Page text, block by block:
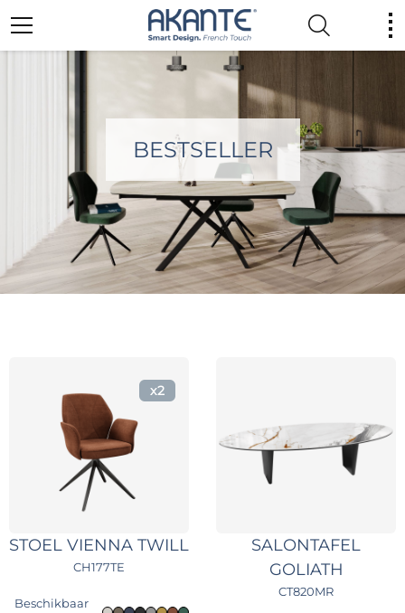
BESTSELLER
x2
STOEL VIENNA TWILL
CH177TE
Beschikbaar
SALONTAFEL
GOLIATH
CT820MR